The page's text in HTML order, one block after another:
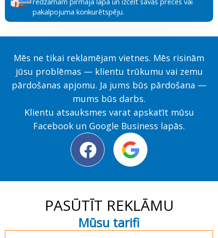
pakalpojuma konkurētspēju.
Mēs ne tikai reklamējam vietnes. Mēs risinām
jūsu problēmas — klientu trūkumu vai zemu
pārdošanas apjomu. Ja jums būs pārdošana —
mums būs darbs.
Klientu atsauksmes varat apskatīt mūsu
Facebook un Google Business lapās.
F
a
b
o
PASŪTĪT REKLĀMU
Mūsu tarifi